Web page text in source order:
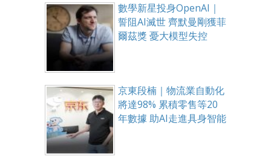
數學新星投身OpenAI｜
誓阻AI滅世 齊默曼剛獲菲
爾茲獎 憂大模型失控
京東段楠｜物流業自動化
將達98% 累積零售等20
年數據 助AI走進具身智能